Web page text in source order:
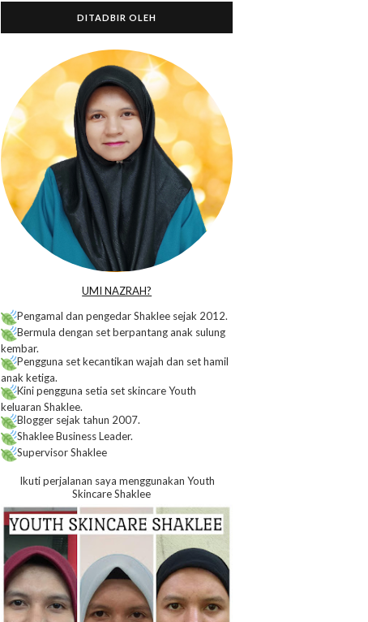
r
DITADBIR OLEH
UMI NAZRAH?
Pengamal dan pengedar Shaklee sejak 2012.
Bermula dengan set berpantang anak sulung
kembar.
Pengguna set kecantikan wajah dan set hamil
anak ketiga.
Kini pengguna setia set skincare Youth
keluaran Shaklee.
Blogger sejak tahun 2007.
Shaklee Business Leader.
Supervisor Shaklee
Ikuti perjalanan saya menggunakan Youth
Skincare Shaklee